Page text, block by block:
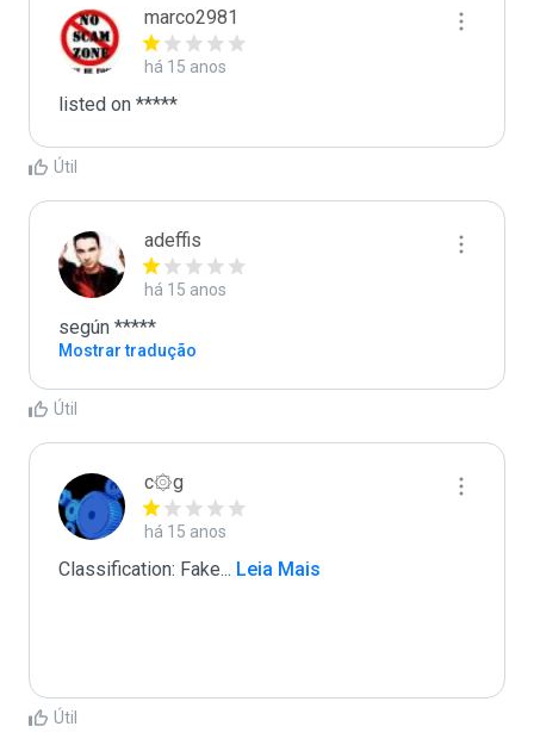
marco2981
há 15 anos
listed on *****
Útil
adeffis
há 15 anos
según *****
Mostrar tradução
Útil
c۞g
há 15 anos
Classification: Fake... Leia Mais
Útil